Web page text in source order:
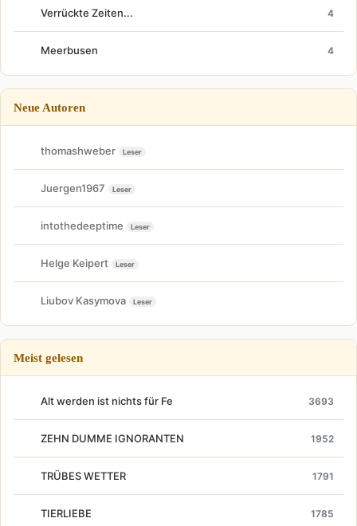
Verrückte Zeiten... 4
Meerbusen 4
Neue Autoren
thomashweber Leser
Juergen1967 Leser
intothedeeptime Leser
Helge Keipert Leser
Liubov Kasymova Leser
Meist gelesen
Alt werden ist nichts für Fe 3693
ZEHN DUMME IGNORANTEN 1952
TRÜBES WETTER 1791
TIERLIEBE 1785